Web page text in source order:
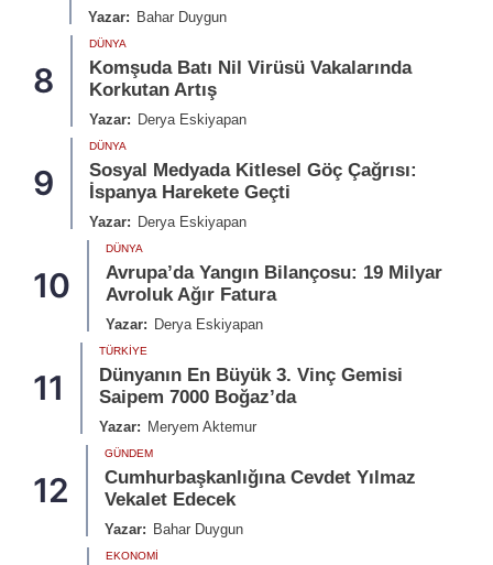
Yazar: Bahar Duygun
8
DÜNYA
Komşuda Batı Nil Virüsü Vakalarında
Korkutan Artış
Yazar: Derya Eskiyapan
9
DÜNYA
Sosyal Medyada Kitlesel Göç Çağrısı:
İspanya Harekete Geçti
Yazar: Derya Eskiyapan
10
DÜNYA
Avrupa’da Yangın Bilançosu: 19 Milyar
Avroluk Ağır Fatura
Yazar: Derya Eskiyapan
11
TÜRKIYE
Dünyanın En Büyük 3. Vinç Gemisi
Saipem 7000 Boğaz’da
Yazar: Meryem Aktemur
12
GÜNDEM
Cumhurbaşkanlığına Cevdet Yılmaz
Vekalet Edecek
Yazar: Bahar Duygun
EKONOMI